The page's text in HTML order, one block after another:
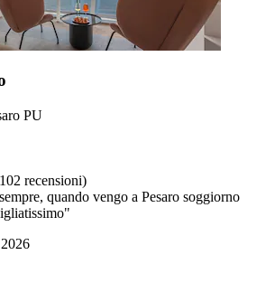
PU
recensioni)
quando vengo a Pesaro soggiorno